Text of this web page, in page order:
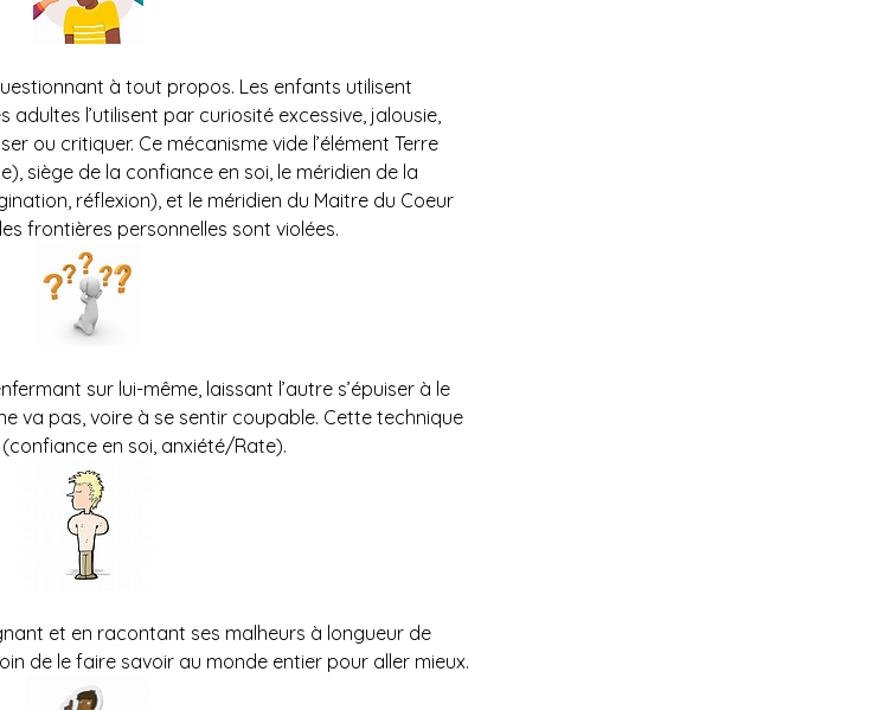
à tout propos. Les enfants utilisent
l’utilisent par curiosité excessive, jalousie,
ou critiquer. Ce mécanisme vide l’élément Terre
siège de la confiance en soi, le méridien de la
réflexion), et le méridien du Maitre du Coeur
frontières personnelles sont violées.
sur lui-même, laissant l’autre s’épuiser à le
va pas, voire à se sentir coupable. Cette technique
(confiance en soi, anxiété/Rate).
et en racontant ses malheurs à longueur de
de le faire savoir au monde entier pour aller mieux.